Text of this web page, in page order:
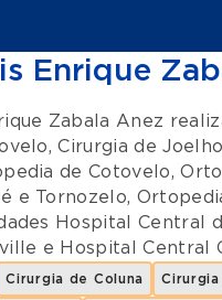
Enrique
Zabala Anez
,Cirurgia de
de Cotovelo,
e Tornozelo,
Hospital Central
e Hospital Central
Cirurgia de Coluna